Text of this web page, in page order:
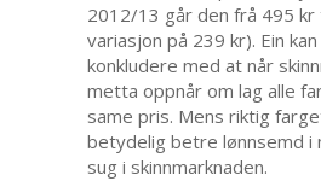
2012/13 går den frå 495 kr
variasjon på 239 kr). Ein
konkludere med at når
metta oppnår om lag alle
same pris. Mens riktig
betydelig betre lønnsemd i
sug i skinnmarknaden.